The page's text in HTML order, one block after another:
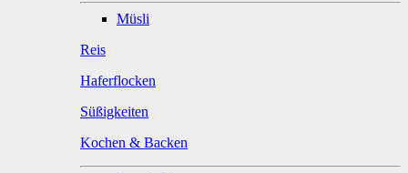
Müsli
Reis
Haferflocken
Süßigkeiten
Kochen & Backen